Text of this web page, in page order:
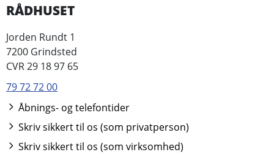
RÅDHUSET
Jorden Rundt 1
7200 Grindsted
CVR 29 18 97 65
79 72 72 00
Åbnings- og telefontider
Skriv sikkert til os (som privatperson)
Skriv sikkert til os (som virksomhed)